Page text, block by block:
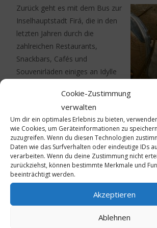
Cookie-Zustimmung
verwalten
Um dir ein optimales Erlebnis zu bieten,
wie Cookies, um Geräteinformationen zu
zuzugreifen. Wenn du diesen Technologien
Daten wie das Surfverhalten oder eindeutige IDs
verarbeiten. Wenn du deine Zustimmung nicht
zurückziehst, können bestimmte Merkmale und
beeinträchtigt werden.
Akzeptieren
Ablehnen
Zurück geht es mit dem Bus zur
Inselhauptstadt Firá, die in den
letzten Jahren durch die
zahlreichen Restaurants,
Snackbars, Cafés und
Souvenirläden einiges an Idylle
faszinierende Lage auf 250
Metern Höhe, verbunden mit
einem unvergleichlichen Blick auf
das blaue Meer und einmaligen
die direkt an den Steilhang gebauten
am Abend in einen traumhaften Goldglanz
Fotos: Stephan Schneider, Katja Meurer